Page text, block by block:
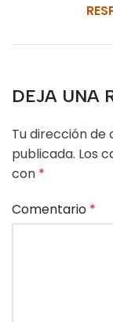
DEJA UNA
Tu dirección
publicada. Los
con *
Comentario *